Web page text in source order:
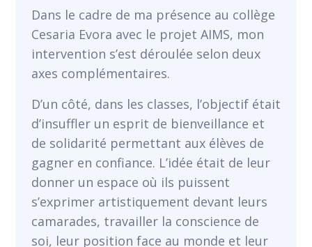
VOIR
Dans le cadre de ma présence au collège
Cesaria Evora avec le projet AIMS, mon
intervention s’est déroulée selon deux
axes complémentaires.
D’un côté, dans les classes, l’objectif était
d’insuffler un esprit de bienveillance et
de solidarité permettant aux élèves de
gagner en confiance. L’idée était de leur
donner un espace où ils puissent
s’exprimer artistiquement devant leurs
camarades, travailler la conscience de
soi, leur position face au monde et leur